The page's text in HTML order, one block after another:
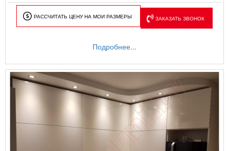
РАССЧИТАТЬ ЦЕНУ НА МОИ РАЗМЕРЫ ЗАКАЗАТЬ ЗВОНОК
Подробнее...